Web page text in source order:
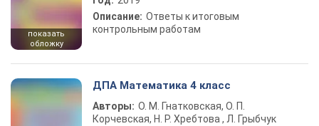
показать
обложку
Описание: Ответы к итоговым
контрольным работам
ДПА Математика 4 класс
Авторы: О. М. Гнатковская, О. П.
Корчевская, Н. Р. Хребтова , Л. Грыбчук